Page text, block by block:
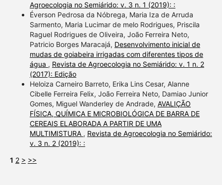
Agroecologia no Semiárido: v. 3 n. 1 (2019): :
Éverson Pedrosa da Nóbrega, Maria Iza de Arruda
Sarmento, Maria Lucimar de melo Rodrigues, Priscila
Raguel Rodrigues de Oliveira, João Ferreira Neto,
Patricio Borges Maracajá, Desenvolvimento inicial de
mudas de goiabeira irrigadas com diferentes tipos de
água , Revista de Agroecologia no Semiárido: v. 1 n. 2
(2017): Edição
Heloiza Carneiro Barreto, Erika Lins Cesar, Alanne
Cibelle Ferreira Felix, João Ferreira Neto, Damiao Junior
Gomes, Miguel Wanderley de Andrade, AVALIÇÃO
FÍSICA, QUÍMICA E MICROBIOLÓGICA DE BARRA DE
CEREAIS ELABORADA A PARTIR DE UMA
MULTIMISTURA , Revista de Agroecologia no Semiárido:
v. 3 n. 2 (2019): :
1 2 > >>